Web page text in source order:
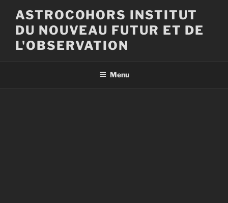
contenu
principal
ASTROCOHORS INSTITUT
DU NOUVEAU FUTUR ET DE
L'OBSERVATION
Menu